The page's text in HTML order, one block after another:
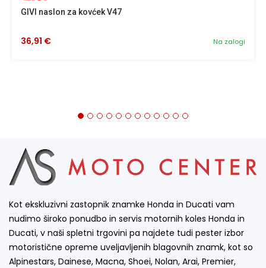
GIVI naslon za kovćek V47
Na zalogi
36,91 €
Kot ekskluzivni zastopnik znamke Honda in Ducati vam
nudimo široko ponudbo in servis motornih koles Honda in
Ducati, v naši spletni trgovini pa najdete tudi pester izbor
motoristične opreme uveljavljenih blagovnih znamk, kot so
Alpinestars, Dainese, Macna, Shoei, Nolan, Arai, Premier,